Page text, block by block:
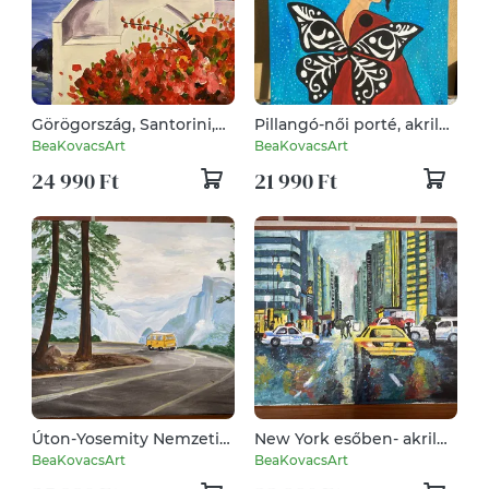
Görögország, Santorini,
akril festmény, falikép
BeaKovacsArt
24 990 Ft
Pillangó-női porté, akril
festmény
BeaKovacsArt
21 990 Ft
Úton-Yosemity Nemzeti
Park USA-akril festmény,
BeaKovacsArt
New York esőben- akril
festmény, falikép
BeaKovacsArt